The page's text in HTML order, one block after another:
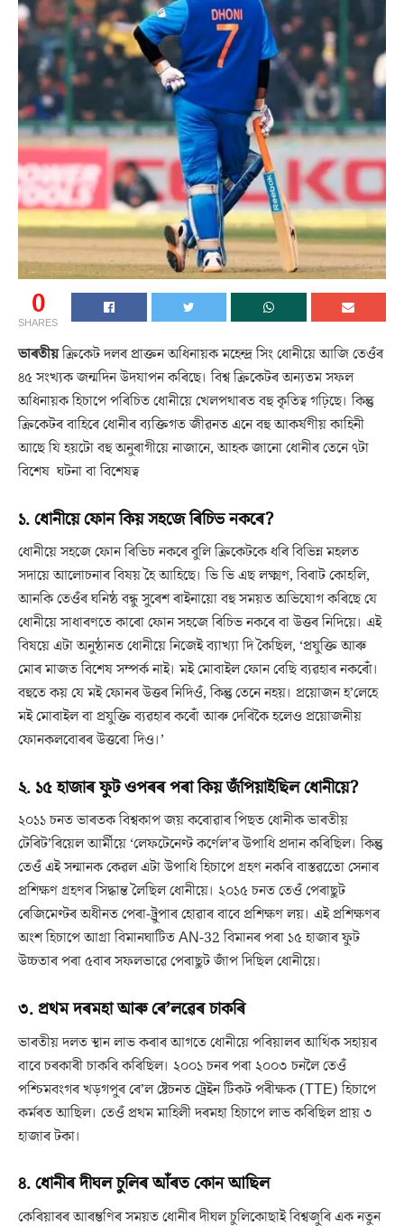
0
SHARES
ভাৰতীয়ক্ৰিকেট দলৰ প্ৰাক্তন অধিনায়ক মহেন্দ্ৰ সিং ধোনীয়ে আজি তেওঁৰ
৪৫ সংখ্যক জন্মদিন উদযাপন কৰিছে। বিশ্ব ক্ৰিকেটৰ অন্যতম সফল
অধিনায়ক হিচাপে পৰিচিত ধোনীয়ে খেলপথাৰত বহু কৃতিত্ব গঢ়িছে। কিন্তু
ক্ৰিকেটৰ বাহিৰে ধোনীৰ ব্যক্তিগত জীৱনত এনে বহু আকৰ্ষণীয় কাহিনী
আছে যি হয়টো বহু অনুৰাগীয়ে নাজানে, আহক জানো ধোনীৰ তেনে ৭টা
বিশেষ ঘটনা বা বিশেষত্ব
১. ধোনীয়ে ফোন কিয় সহজে ৰিচিভ নকৰে?
ধোনীয়ে সহজে ফোন ৰিভিচ নকৰে বুলি ক্ৰিকেটকে ধৰি বিভিন্ন মহলত
সদায়ে আলোচনাৰ বিষয় হৈ আহিছে। ভি ভি এছ লক্ষ্মণ, বিৰাট কোহলি,
আনকি তেওঁৰ ঘনিষ্ঠ বন্ধু সুৰেশ ৰাইনায়ো বহু সময়ত অভিযোগ কৰিছে যে
ধোনীয়ে সাধাৰণতে কাৰো ফোন সহজে ৰিচিভ নকৰে বা উত্তৰ নিদিয়ে। এই
বিষয়ে এটা অনুষ্ঠানত ধোনীয়ে নিজেই ব্যাখ্যা দি কৈছিল, ‘প্ৰযুক্তি আৰু
মোৰ মাজত বিশেষ সম্পৰ্ক নাই। মই মোবাইল ফোন বেছি ব্যৱহাৰ নকৰোঁ।
বহুতে কয় যে মই ফোনৰ উত্তৰ নিদিওঁ, কিন্তু তেনে নহয়। প্ৰয়োজন হ’লেহে
মই মোবাইল বা প্ৰযুক্তি ব্যৱহাৰ কৰোঁ আৰু দেৰিকৈ হলেও প্ৰয়োজনীয়
ফোনকলবোৰৰ উত্তৰো দিও।’
২. ১৫ হাজাৰ ফুট ওপৰৰ পৰা কিয় জঁপিয়াইছিল ধোনীয়ে?
২০১১ চনত ভাৰতক বিশ্বকাপ জয় কৰোৱাৰ পিছত ধোনীক ভাৰতীয়
টেৰিট’ৰিয়েল আৰ্মীয়ে ‘লেফটেনেণ্ট কৰ্ণেল’ৰ উপাধি প্ৰদান কৰিছিল। কিন্তু
তেওঁ এই সন্মানক কেৱল এটা উপাধি হিচাপে গ্ৰহণ নকৰি বাস্তৱতেো সেনাৰ
প্ৰশিক্ষণ গ্ৰহণৰ সিদ্ধান্ত লৈছিল ধোনীয়ে। ২০১৫ চনত তেওঁ পেৰাছুট
ৰেজিমেণ্টৰ অধীনত পেৰা-ট্ৰুপাৰ হোৱাৰ বাবে প্ৰশিক্ষণ লয়। এই প্ৰশিক্ষণৰ
অংশ হিচাপে আগ্ৰা বিমানঘাটিত AN-32 বিমানৰ পৰা ১৫ হাজাৰ ফুট
উচ্চতাৰ পৰা ৫বাৰ সফলভাৱে পেৰাছুট জাঁপ দিছিল ধোনীয়ে।
৩. প্ৰথম দৰমহা আৰু ৰে’লৱেৰ চাকৰি
ভাৰতীয় দলত স্থান লাভ কৰাৰ আগতে ধোনীয়ে পৰিয়ালৰ আৰ্থিক সহায়ৰ
বাবে চৰকাৰী চাকৰি কৰিছিল। ২০০১ চনৰ পৰা ২০০৩ চনলৈ তেওঁ
পশ্চিমবংগৰ খড়গপুৰ ৰে’ল ষ্টেচনত ট্ৰেইন টিকট পৰীক্ষক (TTE) হিচাপে
কৰ্মৰত আছিল। তেওঁ প্ৰথম মাহিলী দৰমহা হিচাপে লাভ কৰিছিল প্ৰায় ৩
হাজাৰ টকা।
৪. ধোনীৰ দীঘল চুলিৰ আঁৰত কোন আছিল
কেৰিয়াৰৰ আৰম্ভণিৰ সময়ত ধোনীৰ দীঘল চুলিকোছাই বিশ্বজুৰি এক নতুন